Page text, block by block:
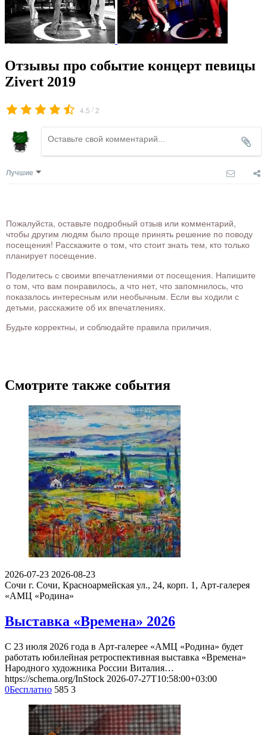
Отзывы про событие концерт певицы
Zivert 2019
4.5 /2
Лучшие
Пожалуйста, оставьте подробный отзыв или комментарий,
чтобы другим людям было проще принять решение по поводу
посещения! Расскажите о том, что стоит знать тем, кто только
планирует посещение.
Поделитесь с своими впечатлениями от посещения. Напишите
о том, что вам понравилось, а что нет, что запомнилось, что
показалось интересным или необычным. Если вы ходили с
детьми, расскажите об их впечатлениях.
Будьте корректны, и соблюдайте правила приличия.
Смотрите также события
2026-07-23 2026-08-23
Сочи г. Сочи, Красноармейская ул., 24, корп. 1, Арт-галерея
«АМЦ «Родина»
Выставка «Времена» 2026
С 23 июля 2026 года в Арт-галерее «АМЦ «Родина» будет
работать юбилейная ретроспективная выставка «Времена»
Народного художника России Виталия…
https://schema.org/InStock 2026-07-27T10:58:00+03:00
0Бесплатно 585 3